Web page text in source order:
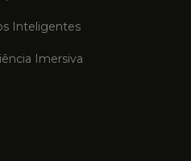
Inteligentes
Imersiva